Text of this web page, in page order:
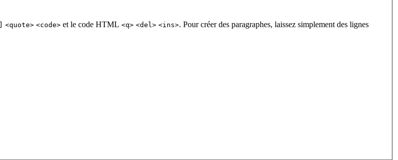
<quote> <code> et le code HTML <q> <del> <ins>. Pour créer des paragraphes, laissez simplement des lignes